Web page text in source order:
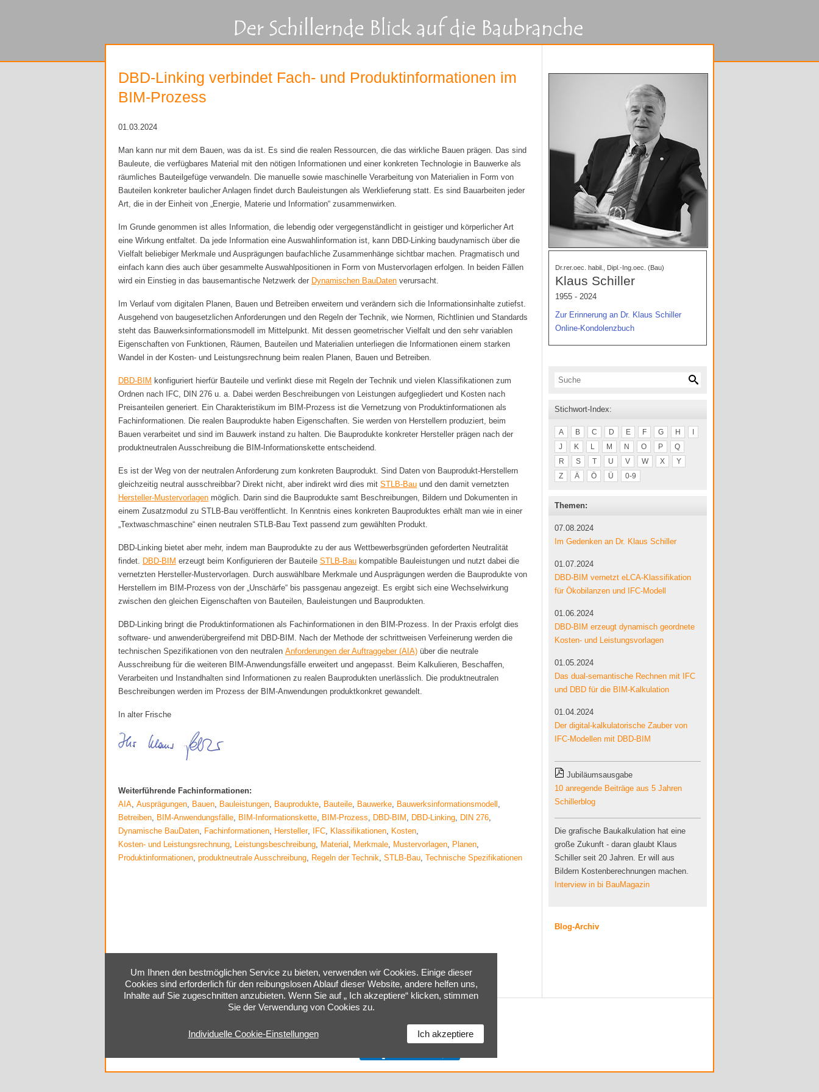
DBD-Linking verbindet Fach- und Produktinformationen im
BIM-Prozess
01.03.2024
Man kann nur mit dem Bauen, was da ist. Es sind die realen Ressourcen, die das wirkliche Bauen prägen. Das sind
Bauleute, die verfügbares Material mit den nötigen Informationen und einer konkreten Technologie in Bauwerke als
räumliches Bauteilgefüge verwandeln. Die manuelle sowie maschinelle Verarbeitung von Materialien in Form von
Bauteilen konkreter baulicher Anlagen findet durch Bauleistungen als Werklieferung statt. Es sind Bauarbeiten jeder
Art, die in der Einheit von „Energie, Materie und Information“ zusammenwirken.
Im Grunde genommen ist alles Information, die lebendig oder vergegenständlicht in geistiger und körperlicher Art
eine Wirkung entfaltet. Da jede Information eine Auswahlinformation ist, kann DBD-Linking baudynamisch über die
Vielfalt beliebiger Merkmale und Ausprägungen baufachliche Zusammenhänge sichtbar machen. Pragmatisch und
einfach kann dies auch über gesammelte Auswahlpositionen in Form von Mustervorlagen erfolgen. In beiden Fällen
wird ein Einstieg in das bausemantische Netzwerk der Dynamischen BauDaten verursacht.
Im Verlauf vom digitalen Planen, Bauen und Betreiben erweitern und verändern sich die Informationsinhalte zutiefst.
Ausgehend von baugesetzlichen Anforderungen und den Regeln der Technik, wie Normen, Richtlinien und Standards
steht das Bauwerksinformationsmodell im Mittelpunkt. Mit dessen geometrischer Vielfalt und den sehr variablen
Eigenschaften von Funktionen, Räumen, Bauteilen und Materialien unterliegen die Informationen einem starken
Wandel in der Kosten- und Leistungsrechnung beim realen Planen, Bauen und Betreiben.
DBD-BIM konfiguriert hierfür Bauteile und verlinkt diese mit Regeln der Technik und vielen Klassifikationen zum
Ordnen nach IFC, DIN 276 u. a. Dabei werden Beschreibungen von Leistungen aufgegliedert und Kosten nach
Preisanteilen generiert. Ein Charakteristikum im BIM-Prozess ist die Vernetzung von Produktinformationen als
Fachinformationen. Die realen Bauprodukte haben Eigenschaften. Sie werden von Herstellern produziert, beim
Bauen verarbeitet und sind im Bauwerk instand zu halten. Die Bauprodukte konkreter Hersteller prägen nach der
produktneutralen Ausschreibung die BIM-Informationskette entscheidend.
Es ist der Weg von der neutralen Anforderung zum konkreten Bauprodukt. Sind Daten von Bauprodukt-Herstellern
gleichzeitig neutral ausschreibbar? Direkt nicht, aber indirekt wird dies mit STLB-Bau und den damit vernetzten
Hersteller-Mustervorlagen möglich. Darin sind die Bauprodukte samt Beschreibungen, Bildern und Dokumenten in
einem Zusatzmodul zu STLB-Bau veröffentlicht. In Kenntnis eines konkreten Bauproduktes erhält man wie in einer
„Textwaschmaschine“ einen neutralen STLB-Bau Text passend zum gewählten Produkt.
DBD-Linking bietet aber mehr, indem man Bauprodukte zu der aus Wettbewerbsgründen geforderten Neutralität
findet. DBD-BIM erzeugt beim Konfigurieren der Bauteile STLB-Bau kompatible Bauleistungen und nutzt dabei die
vernetzten Hersteller-Mustervorlagen. Durch auswählbare Merkmale und Ausprägungen werden die Bauprodukte von
Herstellern im BIM-Prozess von der „Unschärfe“ bis passgenau angezeigt. Es ergibt sich eine Wechselwirkung
zwischen den gleichen Eigenschaften von Bauteilen, Bauleistungen und Bauprodukten.
DBD-Linking bringt die Produktinformationen als Fachinformationen in den BIM-Prozess. In der Praxis erfolgt dies
software- und anwenderübergreifend mit DBD-BIM. Nach der Methode der schrittweisen Verfeinerung werden die
technischen Spezifikationen von den neutralen Anforderungen der Auftraggeber (AIA) über die neutrale
Ausschreibung für die weiteren BIM-Anwendungsfälle erweitert und angepasst. Beim Kalkulieren, Beschaffen,
Verarbeiten und Instandhalten sind Informationen zu realen Bauprodukten unerlässlich. Die produktneutralen
Beschreibungen werden im Prozess der BIM-Anwendungen produktkonkret gewandelt.
In alter Frische
Weiterführende Fachinformationen:
AIA, Ausprägungen, Bauen, Bauleistungen, Bauprodukte, Bauteile, Bauwerke, Bauwerksinformationsmodell ,
Betreiben, BIM-Anwendungsfälle, BIM-Informationskette, BIM-Prozess, DBD-BIM , DBD-Linking, DIN 276,
Dynamische BauDaten, Fachinformationen, Hersteller, IFC, Klassifikationen, Kosten,
Kosten- und Leistungsrechnung, Leistungsbeschreibung, Material , Merkmale, Mustervorlagen, Planen,
Produktinformationen, produktneutrale Ausschreibung, Regeln der Technik, STLB-Bau, Technische Spezifikationen
Dr.rer.oec. habil., Dipl.-Ing.oec. (Bau)
Klaus Schiller
1955 - 2024
Zur Erinnerung an Dr. Klaus Schiller
Online-Kondolenzbuch
Stichwort-Index:
A B C D E F G H
J
K L M N O P
Q
R
S T U V W X
Y
Z
Ä Ö Ü 0-9
Themen:
07.08.2024
Im Gedenken an Dr. Klaus Schiller
01.07.2024
DBD-BIM vernetzt eLCA-Klassifikation
für Ökobilanzen und IFC-Modell
01.06.2024
DBD-BIM erzeugt dynamisch geordnete
Kosten- und Leistungsvorlagen
01.05.2024
Das dual-semantische Rechnen mit IFC
und DBD für die BIM-Kalkulation
01.04.2024
Der digital-kalkulatorische Zauber von
IFC-Modellen mit DBD-BIM
Jubiläumsausgabe
10 anregende Beiträge aus 5 Jahren
Schillerblog
Die grafische Baukalkulation hat eine
große Zukunft - daran glaubt Klaus
Schiller seit 20 Jahren. Er will aus
Bildern Kostenberechnungen machen.
Interview in bi BauMagazin
Blog-Archiv
Home
Cookie-Einstellungen|
Datenschutzerklärung
Um Ihnen den bestmöglichen Service zu bieten, verwenden wir Cookies. Einige dieser
Cookies sind erforderlich für den reibungslosen Ablauf dieser Website, andere helfen uns,
Inhalte auf Sie zugeschnitten anzubieten. Wenn Sie auf „ Ich akzeptiere“ klicken, stimmen
Sie der Verwendung von Cookies zu.
Individuelle Cookie-Einstellungen Ich akzeptiere